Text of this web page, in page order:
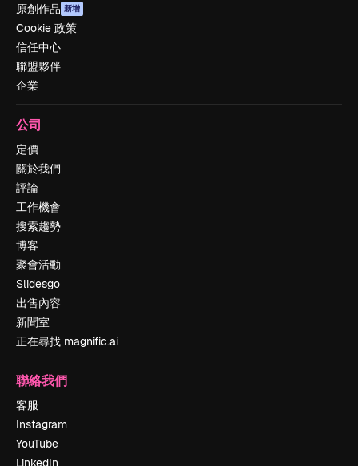
原創作品 新增
Cookie 政策
信任中心
聯盟夥伴
企業
公司
定價
關於我們
評論
工作機會
搜索趨勢
博客
聚會活動
Slidesgo
出售內容
新聞室
正在尋找 magnific.ai
聯絡我們
客服
Instagram
YouTube
LinkedIn